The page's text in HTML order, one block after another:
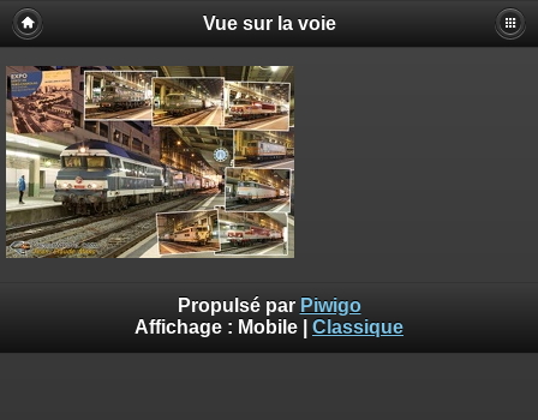
Vue sur la voie
Propulsé par Piwigo
Affichage : Mobile Classique